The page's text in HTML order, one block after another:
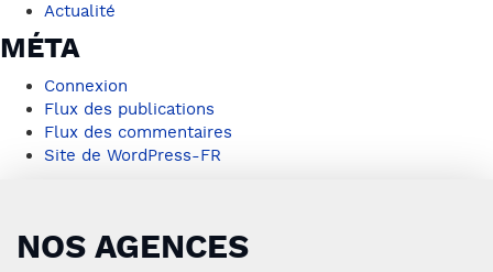
Actualité
MÉTA
Connexion
Flux des publications
Flux des commentaires
Site de WordPress-FR
NOS AGENCES